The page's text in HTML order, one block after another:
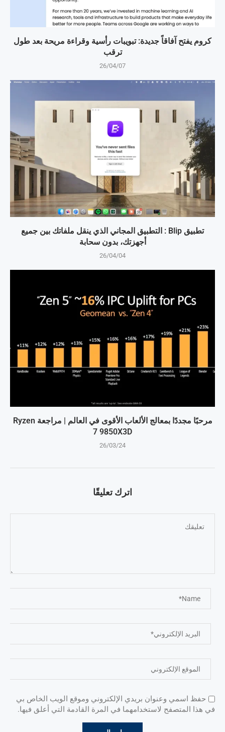
كروم يفتح آفاقاً جديدة: تبويبات رأسية وقراءة مريحة بعد طول
ترقب
26/04/07
تطبيق Blip : التطبيق المجاني الذي ينقل ملفاتك بين جميع
أجهزتك، بدون سحابة
26/04/04
مرحبًا مجددًا بمعالج الألعاب الأقوى في العالم | مراجعة Ryzen
7 9850X3D
26/03/24
اترك تعليقًا
حفظ اسمي وعنوان بريدي الإلكتروني وموقع الويب الخاص بي
في هذا المتصفح لاستخدامهما في المرة القادمة التي أعلق فيها.